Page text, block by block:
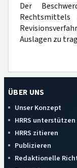
Der
Auslagen zu
ÜBER UNS
Unser Konzept
HRRS unterstützen
HRRS zitieren
Publizieren
Redaktionelle